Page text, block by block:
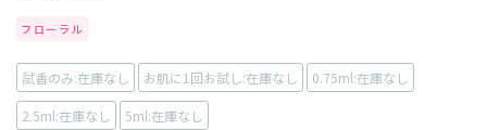
フローラル
試香のみ:在庫なし お肌に1回お試し:在庫なし 0.75ml:在庫なし
2.5ml:在庫なし 5ml:在庫なし